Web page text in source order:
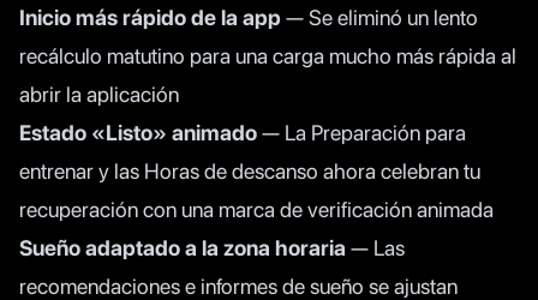
Inicio más rápido de la app— Se eliminó un lento
recálculo matutino para una carga mucho más rápida al
abrir la aplicación
Estado «Listo» animado— La Preparación para
entrenar y las Horas de descanso ahora celebran tu
recuperación con una marca de verificación animada
Sueño adaptado a la zona horaria — Las
recomendaciones e informes de sueño se ajustan